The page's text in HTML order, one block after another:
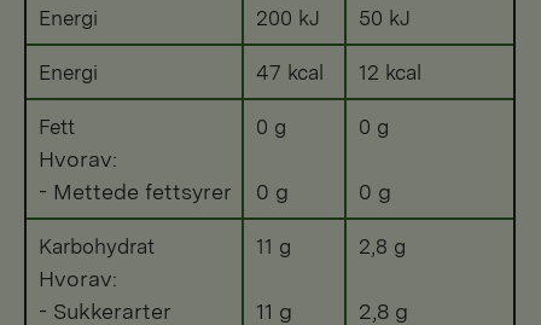
Energi 200 kJ 50 kJ
Energi 47 kcal 12 kcal
Fett
Hvorav:
- Mettede fettsyrer
0 g
0 g
0 g
0 g
Karbohydrat
Hvorav:
- Sukkerarter
11 g
11 g
2,8 g
2,8 g